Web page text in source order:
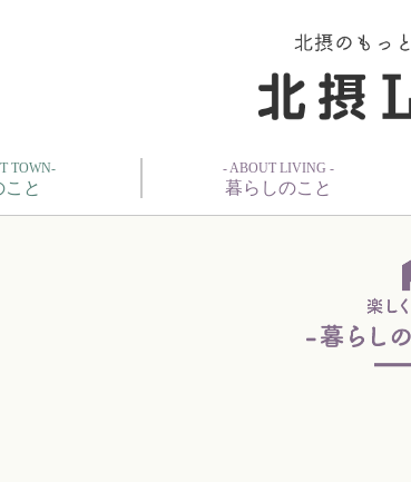
TOWN-
こと
- ABOUT LIVING -
暮らしのこと